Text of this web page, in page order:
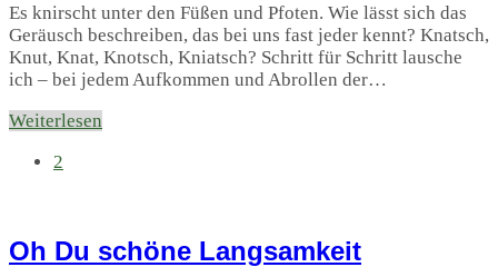
Es knirscht unter den Füßen und Pfoten. Wie lässt sich das
Geräusch beschreiben, das bei uns fast jeder kennt? Knatsch,
Knut, Knat, Knotsch, Kniatsch? Schritt für Schritt lausche
ich – bei jedem Aufkommen und Abrollen der…
Weiterlesen
2
Oh Du schöne Langsamkeit